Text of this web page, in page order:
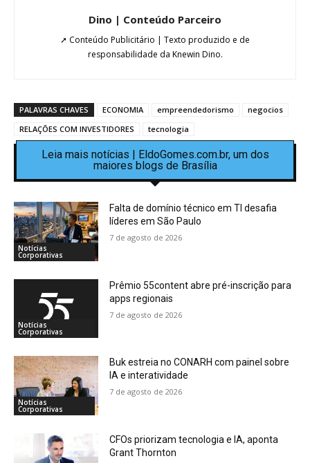
Dino | Conteúdo Parceiro
➚ Conteúdo Publicitário | Texto produzido e de
responsabilidade da Knewin Dino.
PALAVRAS CHAVES ECONOMIA empreendedorismo
negocios
RELAÇÕES COM INVESTIDORES
tecnologia
Leia mais notícias | EldoGomes.com.br, um dos
maiores blogs de Brasília
Notícias
Corporativas
Falta de domínio técnico em TI desafia
líderes em São Paulo
7 de agosto de 2026
Notícias
Corporativas
Prêmio 55content abre pré-inscrição para
apps regionais
7 de agosto de 2026
Notícias
Corporativas
Buk estreia no CONARH com painel sobre
IA e interatividade
7 de agosto de 2026
CFOs priorizam tecnologia e IA, aponta
Grant Thornton